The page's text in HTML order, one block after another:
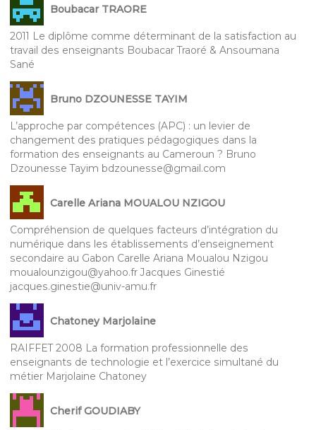
Boubacar TRAORE
2011 Le diplôme comme déterminant de la satisfaction au
travail des enseignants Boubacar Traoré & Ansoumana
Sané
Bruno DZOUNESSE TAYIM
L’approche par compétences (APC) : un levier de
changement des pratiques pédagogiques dans la
formation des enseignants au Cameroun ? Bruno
Dzounesse Tayim bdzounesse@gmail.com
Carelle Ariana MOUALOU NZIGOU
Compréhension de quelques facteurs d’intégration du
numérique dans les établissements d’enseignement
secondaire au Gabon Carelle Ariana Moualou Nzigou
moualounzigou@yahoo.fr Jacques Ginestié
jacques.ginestie@univ-amu.fr
Chatoney Marjolaine
RAIFFET 2008 La formation professionnelle des
enseignants de technologie et l’exercice simultané du
métier Marjolaine Chatoney
Cherif GOUDIABY